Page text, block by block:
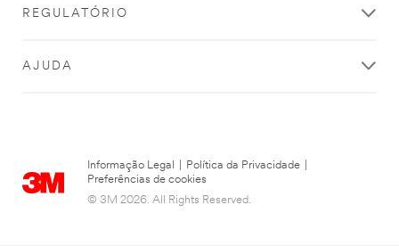
REGULATÓRIO
AJUDA
Informação Legal Política da Privacidade
Preferências de cookies
© 3M 2026. All Rights Reserved.